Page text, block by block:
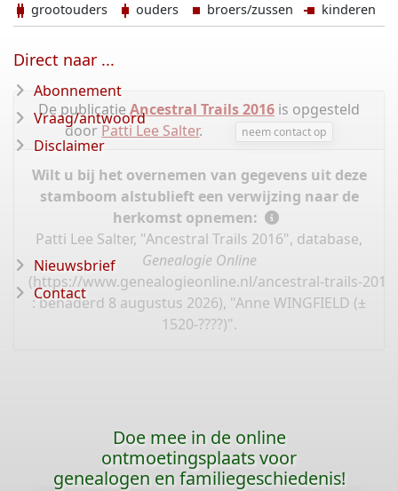
grootouders
ouders broers/zussen kinderen
De publicatie Ancestral Trails 2016 is opgesteld
door Patti Lee Salter. neem contact op
Wilt u bij het overnemen van gegevens uit deze
stamboom alstublieft een verwijzing naar de
herkomst opnemen:
Patti Lee Salter, "Ancestral Trails 2016", database,
Genealogie Online
(https://www.genealogieonline.nl/ancestral-trails-
: benaderd 8 augustus 2026), "Anne WINGFIELD (±
1520-????)".
Direct naar ...
Abonnement
Vraag/antwoord
Disclaimer
Nieuwsbrief
Contact
Doe mee in de online
ontmoetingsplaats voor
genealogen en familiegeschiedenis!